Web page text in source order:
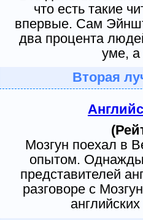
что есть такие
впервые. Сам
два процента
уме, а
Вторая
Мозгун поехал в
опытом. Однажды
представителей
разговоре с